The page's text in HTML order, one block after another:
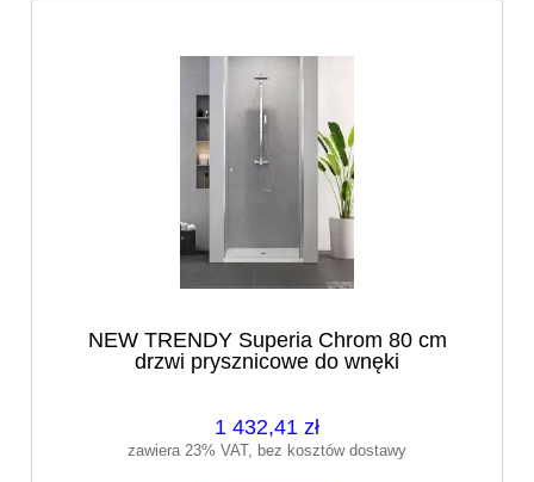
NEW TRENDY Superia Chrom 80 cm
drzwi prysznicowe do wnęki
1 432,41 zł
zawiera 23% VAT, bez kosztów dostawy